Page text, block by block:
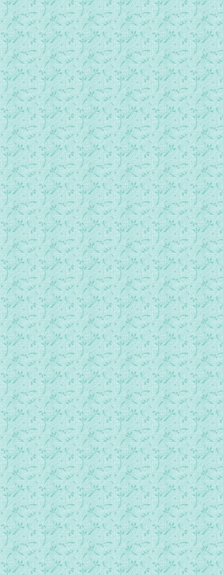
new037介绍费宾神父(七)：我的翼荫下.mp3
new038专访朱健仁(一)：划向信仰的深处.mp3
new039专访朱健仁(二)：中国味道的礼仪歌.mp3
new040专访朱健仁(三)：获得祈祷能量.mp3
new041专访朱健仁(四)：每天都是好日子.mp3
new042专访朱健仁(五)：上主把平安赐给大地.mp3
new043专访朱健仁(六)：请不要松手.mp3
new044专访张毅民(一)：从小接受天主的「准备」.mp3
new045专访张毅民(二)：用音乐显出天主的真善美圣.mp3
new046专访张毅民(三)：把天主子民带到基督台前.mp3
new047专访张毅民(四)：在圣堂里回到家.mp3
new048专访林佑山(一)：在帐幔内敬拜.mp3
new049专访林佑山(二)：赞美高过祈求.mp3
new050专访林佑山(三)：圣神，谢谢你.mp3
new051专访林佑山(四)：让基督的爱做主.mp3
new052专访林佑山(五)：一生一世跟随你.mp3
new053专访台湾大专同学会(一)：以新歌传主爱.mp3
new054专访台湾大专同学会(二)：好歌喉只能献给天主.mp3
new055专访台湾大专同学会(三)：当年的词安慰今天的我
new056专访台湾大专同学会(四)：美丽的升华过程.mp3
new057专访天旋音乐灵修小组(一)：祷音传于天.mp3
new058专访天旋音乐灵修小组(二)：一辈子的事.mp3
new059专访天旋音乐灵修小组(三)：荣耀归于谁？.mp3
new060专访天旋音乐灵修小组(四)：月亮绕着太阳转.mp3
new061专访天旋音乐灵修小组(五)：唱天主教的歌.mp3
new062专访苏开仪(一)：母胎中已被拣选.mp3
new063专访苏开仪(二)：开心地创作.mp3
new064专访苏开仪(三)：耶稣带给世界什么？.mp3
new065专访苏开仪(四)：有天主在，真是太美了.mp3
new066专访苏开仪(五)：我们都是天主的宝贝.mp3
new067专访苏开仪(六)：在圣乐中看见教会的「大」.mp3
new068专访王巧明(一)：我愿是一首歌.mp3
new069专访王巧明(二)：美丽的偶然.mp3